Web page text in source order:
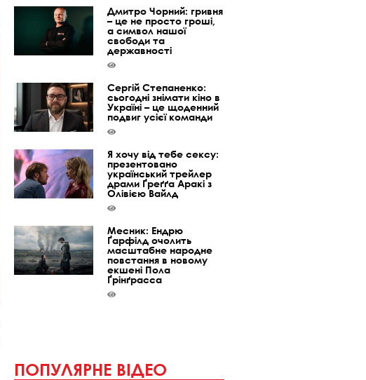
Дмитро Чорний: гривня
– це не просто гроші,
а символ нашої
свободи та
державності
Сергій Степаненко:
сьогодні знімати кіно в
Україні – це щоденний
подвиг усієї команди
Я хочу від тебе сексу:
презентовано
український трейлер
драми Ґреґґа Аракі з
Олівією Вайлд
Месник: Ендрю
Ґарфілд очолить
масштабне народне
повстання в новому
екшені Пола
Ґрінґрасса
ПОПУЛЯРНЕ ВІДЕО